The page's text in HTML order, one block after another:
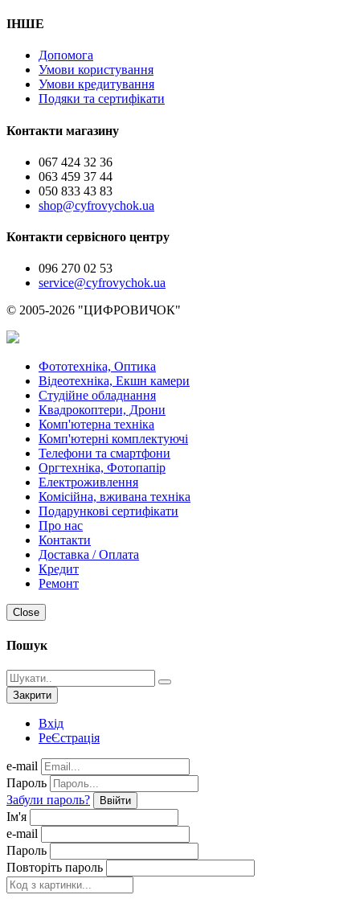
ІНШЕ
Допомога
Умови користування
Умови кредитування
Подяки та сертифікати
Контакти магазину
067 424 32 36
063 459 37 44
050 833 43 83
shop@cyfrovychok.ua
Контакти сервісного центру
096 270 02 53
service@cyfrovychok.ua
© 2005-2026 "ЦИФРОВИЧОК"
Фототехніка, Оптика
Відеотехніка, Екшн камери
Студійне обладнання
Квадрокоптери, Дрони
Комп'ютерна техніка
Комп'ютерні комплектуючі
Телефони та смартфони
Оргтехніка, Фотопапір
Електроживлення
Комісійна, вживана техніка
Подарункові сертифікати
Про нас
Контакти
Доставка / Оплата
Кредит
Ремонт
Close
Пошук
Закрити
Вхід
РеЄстрація
e-mail
Пароль
Забули пароль?
Ввійти
Ім'я
e-mail
Пароль
Повторіть пароль